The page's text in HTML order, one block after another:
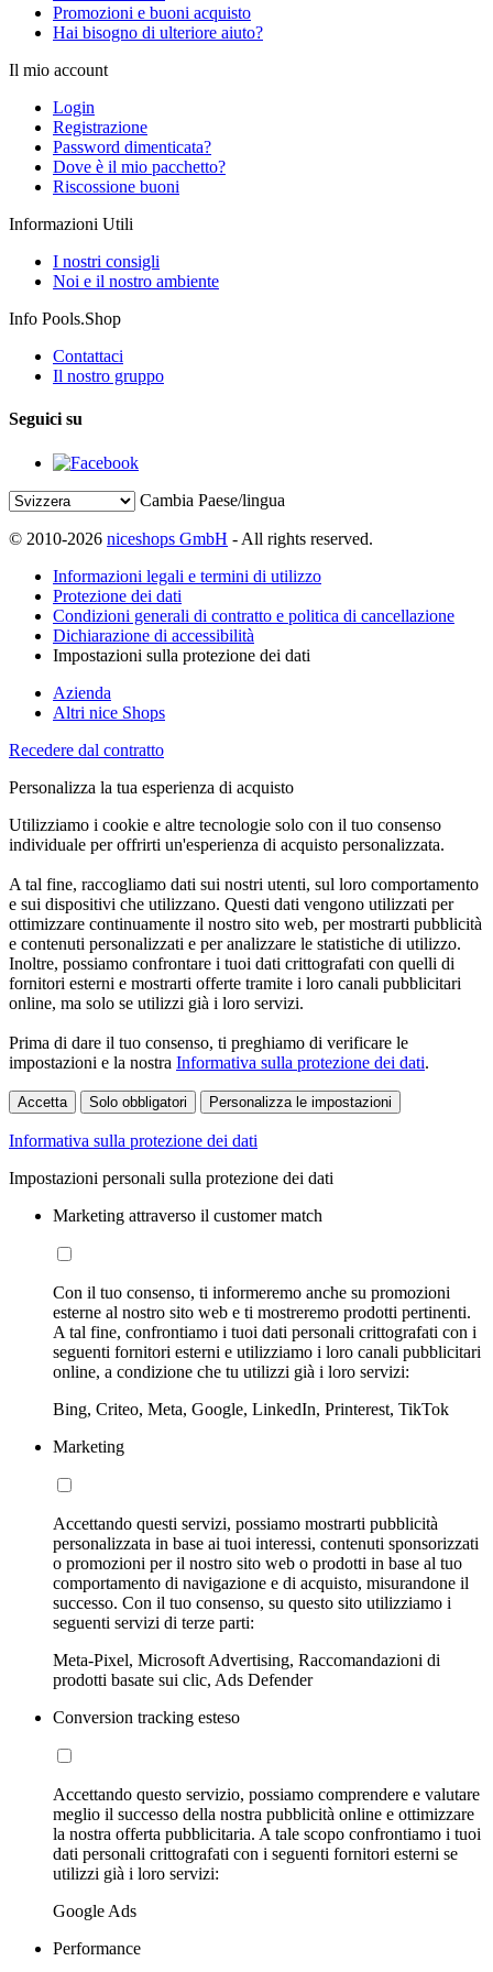
Promozioni e buoni acquisto
Hai bisogno di ulteriore aiuto?
Il mio account
Login
Registrazione
Password dimenticata?
Dove è il mio pacchetto?
Riscossione buoni
Informazioni Utili
I nostri consigli
Noi e il nostro ambiente
Info Pools.Shop
Contattaci
Il nostro gruppo
Seguici su
Cambia Paese/lingua
© 2010-2026 niceshops GmbH - All rights reserved.
Informazioni legali e termini di utilizzo
Protezione dei dati
Condizioni generali di contratto e politica di cancellazione
Dichiarazione di accessibilità
Impostazioni sulla protezione dei dati
Azienda
Altri nice Shops
Recedere dal contratto
Personalizza la tua esperienza di acquisto
Utilizziamo i cookie e altre tecnologie solo con il tuo consenso
individuale per offrirti un'esperienza di acquisto personalizzata.
A tal fine, raccogliamo dati sui nostri utenti, sul loro comportamento
e sui dispositivi che utilizzano. Questi dati vengono utilizzati per
ottimizzare continuamente il nostro sito web, per mostrarti pubblicità
e contenuti personalizzati e per analizzare le statistiche di utilizzo.
Inoltre, possiamo confrontare i tuoi dati crittografati con quelli di
fornitori esterni e mostrarti offerte tramite i loro canali pubblicitari
online, ma solo se utilizzi già i loro servizi.
Prima di dare il tuo consenso, ti preghiamo di verificare le
impostazioni e la nostra Informativa sulla protezione dei dati.
Accetta Solo obbligatori Personalizza le impostazioni
Informativa sulla protezione dei dati
Impostazioni personali sulla protezione dei dati
Marketing attraverso il customer match
Con il tuo consenso, ti informeremo anche su promozioni
esterne al nostro sito web e ti mostreremo prodotti pertinenti.
A tal fine, confrontiamo i tuoi dati personali crittografati con i
seguenti fornitori esterni e utilizziamo i loro canali pubblicitari
online, a condizione che tu utilizzi già i loro servizi:
Bing, Criteo, Meta, Google, LinkedIn, Printerest, TikTok
Marketing
Accettando questi servizi, possiamo mostrarti pubblicità
personalizzata in base ai tuoi interessi, contenuti sponsorizzati
o promozioni per il nostro sito web o prodotti in base al tuo
comportamento di navigazione e di acquisto, misurandone il
successo. Con il tuo consenso, su questo sito utilizziamo i
seguenti servizi di terze parti:
Meta-Pixel, Microsoft Advertising, Raccomandazioni di
prodotti basate sui clic, Ads Defender
Conversion tracking esteso
Accettando questo servizio, possiamo comprendere e valutare
meglio il successo della nostra pubblicità online e ottimizzare
la nostra offerta pubblicitaria. A tale scopo confrontiamo i tuoi
dati personali crittografati con i seguenti fornitori esterni se
utilizzi già i loro servizi:
Google Ads
Performance